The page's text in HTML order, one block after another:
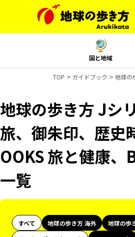
国と地域
TOP ガイドブック 地球の
地球の歩き方 Jシ
旅、御朱印、歴史
OOKS 旅と健康
一覧
すべて 地球の歩き方 海外 地球の歩